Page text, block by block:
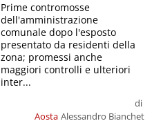
Aosta
di
Alessandro Bianchet
Prime contromosse
dell'amministrazione
comunale dopo l'esposto
presentato da residenti della
zona; promessi anche
maggiori controlli e ulteriori
inter...